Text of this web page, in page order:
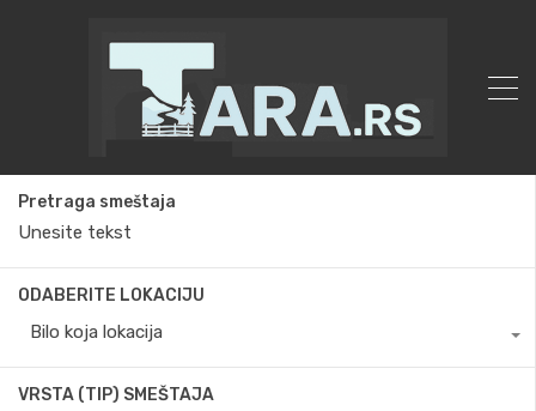
Pretraga smeštaja
ODABERITE LOKACIJU
Bilo koja lokacija
VRSTA (TIP) SMEŠTAJA